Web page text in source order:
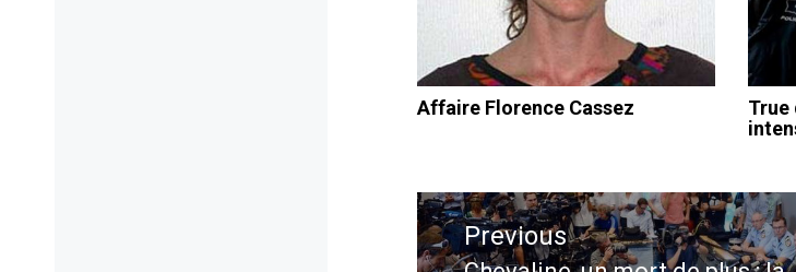
Affaire Florence Cassez
True
Navigation
de
Previous